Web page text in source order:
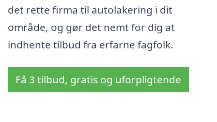
det rette firma til autolakering i dit
område, og gør det nemt for dig at
indhente tilbud fra erfarne fagfolk.
Få 3 tilbud, gratis og uforpligtende